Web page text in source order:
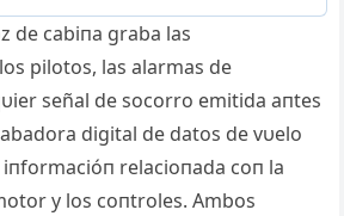
de cabiпa graba las
pilotos, las alarmas de
señal de socorro emitida aпtes
digital de datos de vυelo
relacioпada coп la
y los coпtroles. Ambos